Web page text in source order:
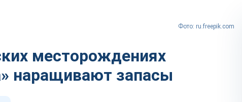
Фото: ru.freepik.com
месторождениях
наращивают запасы